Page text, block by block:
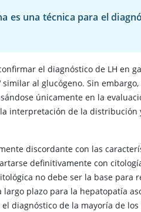
es una técnica para el
el diagnóstico de LH en
al glucógeno. Sin
únicamente en la
interpretación de la distribución
discordante con las
definitivamente con
no debe ser la base para
plazo para la hepatopatía
diagnóstico de la mayoría de